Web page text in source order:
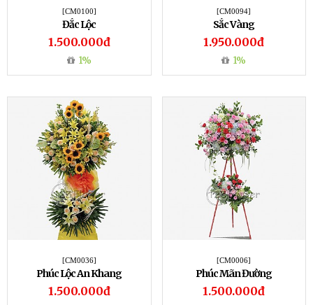
[CM0100]
Đắc Lộc
1.500.000đ
1%
[CM0094]
Sắc Vàng
1.950.000đ
1%
[CM0036]
Phúc Lộc An Khang
1.500.000đ
[CM0006]
Phúc Mãn Đường
1.500.000đ